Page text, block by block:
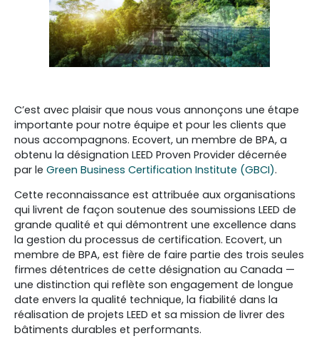
C’est avec plaisir que nous vous annonçons une étape
importante pour notre équipe et pour les clients que
nous accompagnons. Ecovert, un membre de BPA, a
obtenu la désignation LEED Proven Provider décernée
par le Green Business Certification Institute (GBCI).
Cette reconnaissance est attribuée aux organisations
qui livrent de façon soutenue des soumissions LEED de
grande qualité et qui démontrent une excellence dans
la gestion du processus de certification. Ecovert, un
membre de BPA, est fière de faire partie des trois seules
firmes détentrices de cette désignation au Canada —
une distinction qui reflète son engagement de longue
date envers la qualité technique, la fiabilité dans la
réalisation de projets LEED et sa mission de livrer des
bâtiments durables et performants.